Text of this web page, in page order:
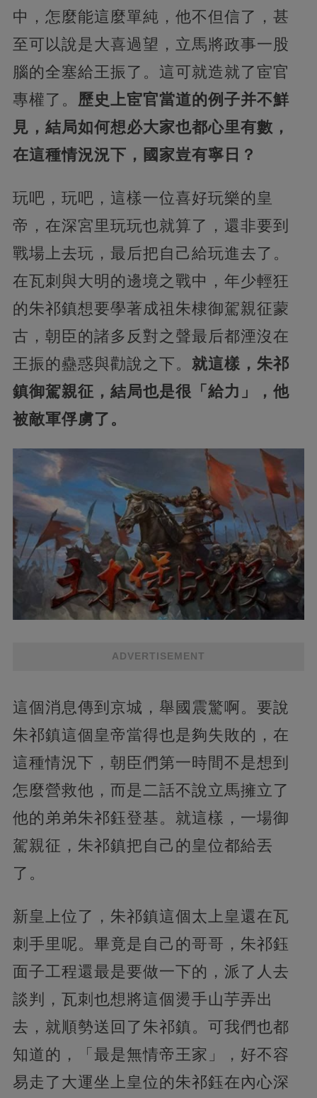
中，怎麼能這麼單純，他不但信了，甚
至可以說是大喜過望，立馬將政事一股
腦的全塞給王振了。這可就造就了宦官
專權了。 歷史上宦官當道的例子并不鮮
見，結局如何想必大家也都心里有數，
在這種情況況下，國家豈有寧日？
玩吧，玩吧，這樣一位喜好玩樂的皇
帝，在深宮里玩玩也就算了，還非要到
戰場上去玩，最后把自己給玩進去了。
在瓦刺與大明的邊境之戰中，年少輕狂
的朱祁鎮想要學著成祖朱棣御駕親征蒙
古，朝臣的諸多反對之聲最后都湮沒在
王振的蠱惑與勸說之下。 就這樣，朱祁
鎮御駕親征，結局也是很「給力」，他
被敵軍俘虜了。
ADVERTISEMENT
這個消息傳到京城，舉國震驚啊。要說
朱祁鎮這個皇帝當得也是夠失敗的，在
這種情況下，朝臣們第一時間不是想到
怎麼營救他，而是二話不說立馬擁立了
他的弟弟朱祁鈺登基。就這樣，一場御
駕親征，朱祁鎮把自己的皇位都給丟
了。
新皇上位了，朱祁鎮這個太上皇還在瓦
刺手里呢。畢竟是自己的哥哥，朱祁鈺
面子工程還最是要做一下的，派了人去
談判，瓦刺也想將這個燙手山芋弄出
去，就順勢送回了朱祁鎮。可我們也都
知道的，「最是無情帝王家」，好不容
易走了大運坐上皇位的朱祁鈺在內心深